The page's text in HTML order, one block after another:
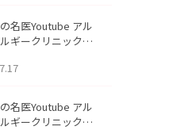
しました。
名医Youtube アル
ギークリニック札
ームは効く？向いて
開いたしました。
名医Youtube アル
ギークリニック札